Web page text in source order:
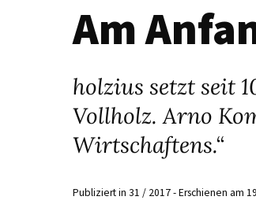
Am
holzius setzt seit
Vollholz. Arno
Wirtschaftens.“
Publiziert in 31 / 2017 - Erschienen am